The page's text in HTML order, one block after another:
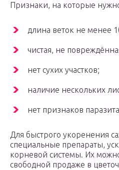
Признаки, на которые
длина веток не менее
чистая, не
нет сухих участков;
наличие нескольких
нет признаков
Для быстрого укоренения
специальные препараты,
корневой системы. Их
свободной продаже в